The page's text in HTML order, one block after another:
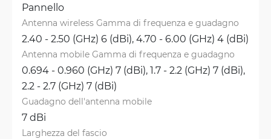
Pannello
Antenna wireless Gamma di frequenza e guadagno
2.40 - 2.50 (GHz) 6 (dBi), 4.70 - 6.00 (GHz) 4 (dBi)
Antenna mobile Gamma di frequenza e guadagno
0.694 - 0.960 (GHz) 7 (dBi), 1.7 - 2.2 (GHz) 7 (dBi),
2.2 - 2.7 (GHz) 7 (dBi)
Guadagno dell'antenna mobile
7 dBi
Larghezza del fascio